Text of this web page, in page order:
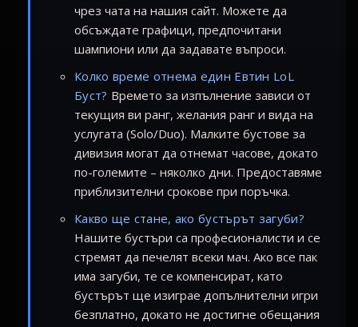
чрез чата на нашия сайт. Можете да
обсъждате графици, предпочитани
шампиони или да задавате въпроси.
Колко време отнема един Евтин LoL
Буст? Времето за изпълнение зависи от
текущия ви ранг, желания ранг и вида на
услугата (Solo/Duo). Малките бустове за
дивизия могат да отнемат часове, докато
по-големите – няколко дни. Предоставяме
приблизителни срокове при поръчка.
Какво ще стане, ако бустърът загуби?
Нашите бустъри са професионалисти и се
стремят да печелят всеки мач. Ако все пак
има загуби, те се компенсират, като
бустърът ще изиграе допълнителни игри
безплатно, докато не достигне обещания